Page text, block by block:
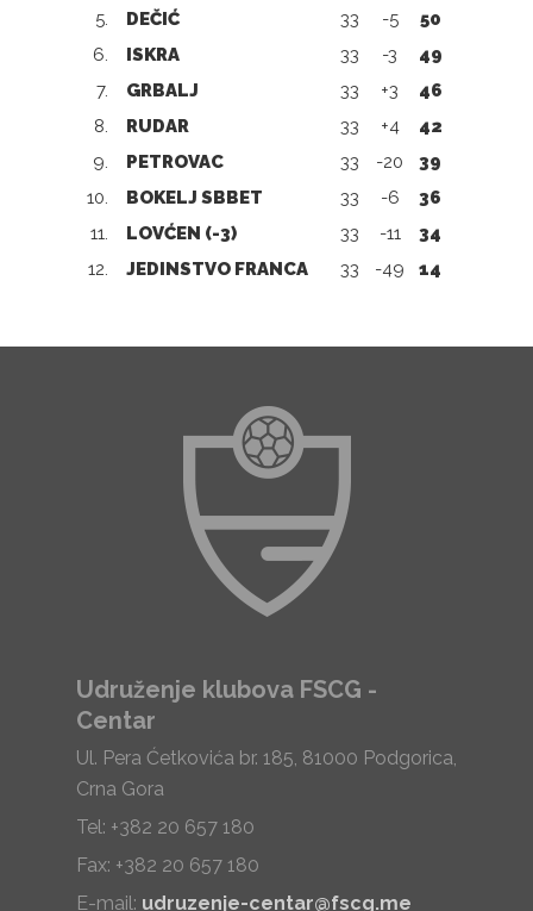
5.
DEČIĆ 33 -5
50
6.
ISKRA 33 -3
49
7.
GRBALJ 33 +3
46
8.
RUDAR 33 +4
42
9.
PETROVAC 33 -20
39
10.
BOKELJ SBBET 33 -6
36
11.
LOVĆEN (-3) 33 -11
34
12.
JEDINSTVO FRANCA 33 -49 14
Udruženje klubova FSCG -
Centar
Ul. Pera Ćetkovića br. 185, 81000 Podgorica,
Crna Gora
Tel: +382 20 657 180
Fax: +382 20 657 180
E-mail: udruzenje-centar@fscg.me